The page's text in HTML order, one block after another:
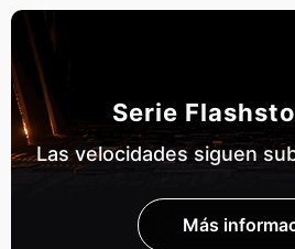
Serie
Las velocidades siguen
Más